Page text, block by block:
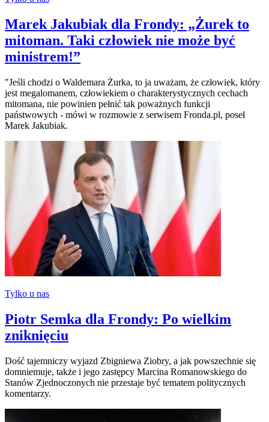
Marek Jakubiak dla Frondy: „Żurek to
mitoman. Taki człowiek nie może być
ministrem!”
"Jeśli chodzi o Waldemara Żurka, to ja uważam, że człowiek, który
jest megalomanem, człowiekiem o charakterystycznych cechach
mitomana, nie powinien pełnić tak poważnych funkcji
państwowych - mówi w rozmowie z serwisem Fronda.pl, poseł
Marek Jakubiak.
Tylko u nas
Piotr Semka dla Frondy: Po wielkim
zniknięciu
Dość tajemniczy wyjazd Zbigniewa Ziobry, a jak powszechnie się
domniemuje, także i jego zastępcy Marcina Romanowskiego do
Stanów Zjednoczonych nie przestaje być tematem politycznych
komentarzy.